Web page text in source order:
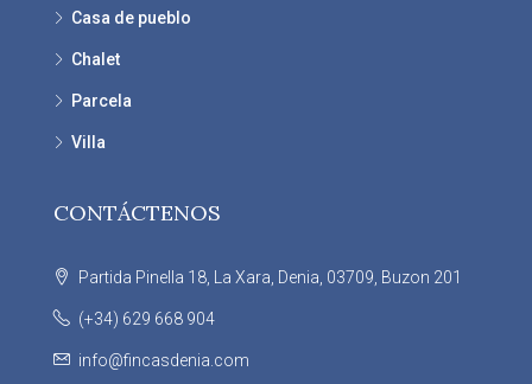
Casa de pueblo
Chalet
Parcela
Villa
CONTÁCTENOS
Partida Pinella 18, La Xara, Denia, 03709, Buzon 201
(+34) 629 668 904
info@fincasdenia.com